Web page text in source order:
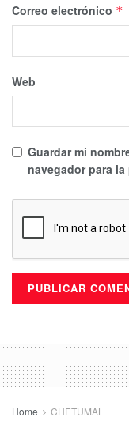
Correo electrónico *
Web
Guardar mi
navegador para
Home CHETUMAL